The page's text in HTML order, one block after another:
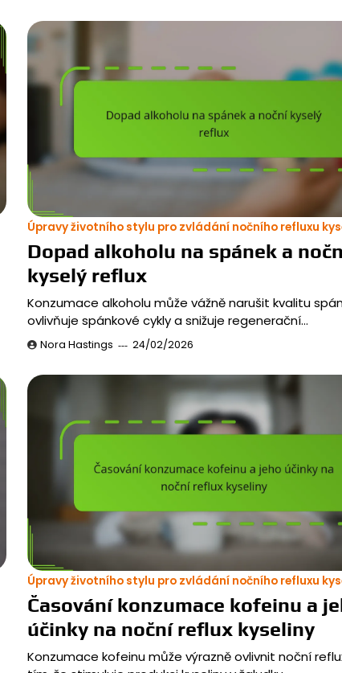
Úpravy životního stylu pro zvládání nočního refluxu
Dopad alkoholu na spánek a
kyselý reflux
Konzumace alkoholu může vážně narušit kvalitu
ovlivňuje spánkové cykly a snižuje regenerační…
Nora Hastings 24/02/2026
Úpravy životního stylu pro zvládání nočního refluxu
Časování konzumace kofeinu a
účinky na noční reflux kyseliny
Konzumace kofeinu může výrazně ovlivnit noční